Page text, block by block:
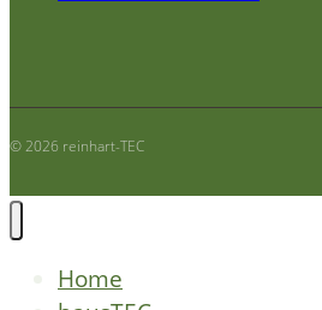
© 2026 reinhart-TEC
Home